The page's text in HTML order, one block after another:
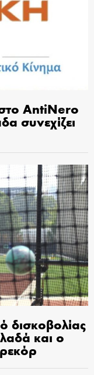
AntiNero
συνεχίζει
δισκοβολίας
και ο